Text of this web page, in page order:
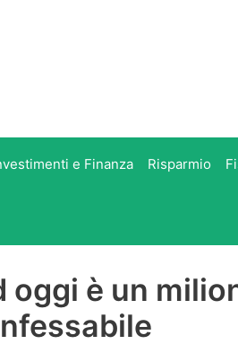
e Finanza Risparmio
oggi è un